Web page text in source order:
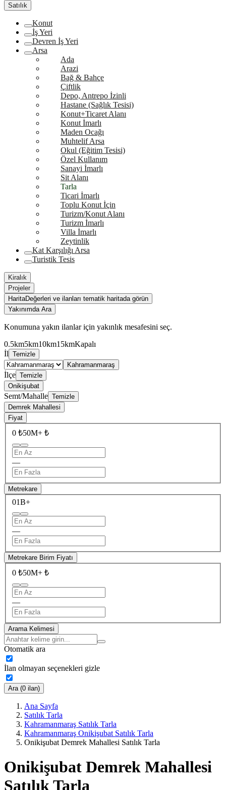
Satılık
Konut
İş Yeri
Devren İş Yeri
Arsa
Ada
Arazi
Bağ & Bahçe
Çiftlik
Depo, Antrepo İzinli
Hastane (Sağlık Tesisi)
Konut+Ticaret Alanı
Konut İmarlı
Maden Ocağı
Muhtelif Arsa
Okul (Eğitim Tesisi)
Özel Kullanım
Sanayi İmarlı
Sit Alanı
Tarla
Ticari İmarlı
Toplu Konut İçin
Turizm/Konut Alanı
Turizm İmarlı
Villa İmarlı
Zeytinlik
Kat Karşılığı Arsa
Turistik Tesis
Kiralık
Projeler
HaritaDeğerleri ve ilanları tematik haritada görün
Yakınımda Ara
Konumuna yakın ilanlar için yakınlık mesafesini seç.
0.5km5km10km15kmKapalı
İl Temizle
Kahramanmaraş
İlçe Temizle
Onikişubat
Semt/Mahalle Temizle
Demrek Mahallesi
Fiyat
0 ₺50M+ ₺
—
Metrekare
01B+
—
Metrekare Birim Fiyatı
0 ₺50M+ ₺
—
Arama Kelimesi
Otomatik ara
İlan olmayan seçenekleri gizle
Ara (0 ilan)
Ana Sayfa
Satılık Tarla
Kahramanmaraş Satılık Tarla
Kahramanmaraş Onikişubat Satılık Tarla
Onikişubat Demrek Mahallesi Satılık Tarla
Onikişubat Demrek Mahallesi
Satılık Tarla